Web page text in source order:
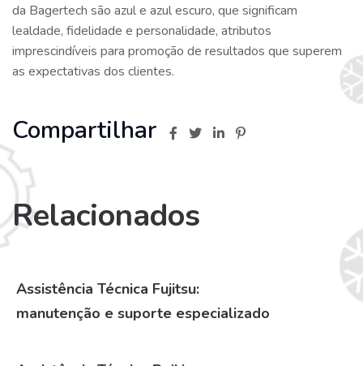
da Bagertech são azul e azul escuro, que significam
lealdade, fidelidade e personalidade, atributos
imprescindíveis para promoção de resultados que superem
as expectativas dos clientes.
Compartilhar
Relacionados
Assistência Técnica Fujitsu:
manutenção e suporte especializado